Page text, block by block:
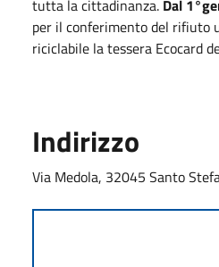
tutta la cittadinanza. Dal
per il conferimento del rifiuto
riciclabile la tessera Ecocard
Indirizzo
Via Medola, 32045 Santo